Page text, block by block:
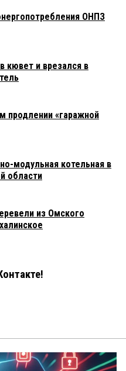
ОНПЗ
кювет и врезался в
продлении «гаражной
модульная котельная в
области
из Омского